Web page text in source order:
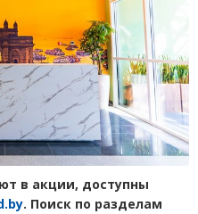
в акции, доступны
.by. Поиск по разделам